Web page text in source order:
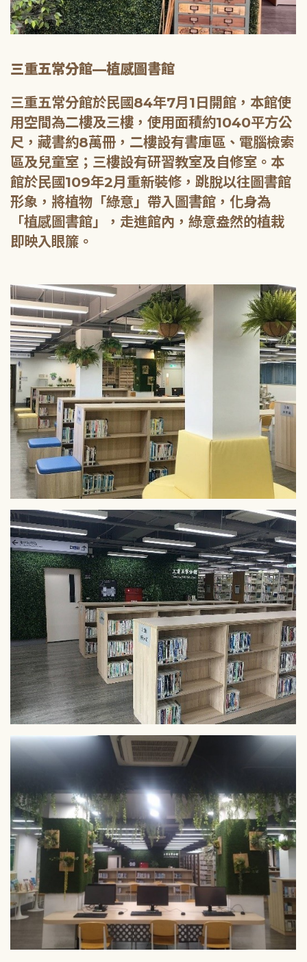
三重五常分館—植感圖書館
三重五常分館於民國84年7月1日開館，本館使
用空間為二樓及三樓，使用面積約1040平方公
尺，藏書約8萬冊，二樓設有書庫區、電腦檢索
區及兒童室；三樓設有研習教室及自修室。本
館於民國109年2月重新裝修，跳脫以往圖書館
形象，將植物「綠意」帶入圖書館，化身為
「植感圖書館」，走進館內，綠意盎然的植栽
即映入眼簾。